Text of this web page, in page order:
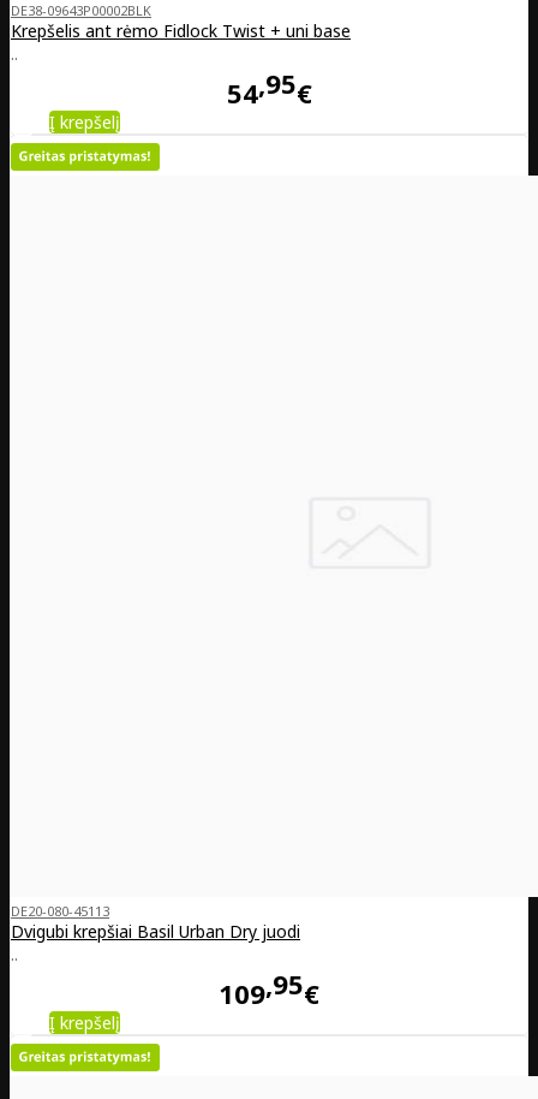
DE38-09643P00002BLK
Krepšelis ant rėmo Fidlock Twist + uni base
..
54 95€
Į krepšelį
DE20-080-45113
Dvigubi krepšiai Basil Urban Dry juodi
..
109 95€
Į krepšelį